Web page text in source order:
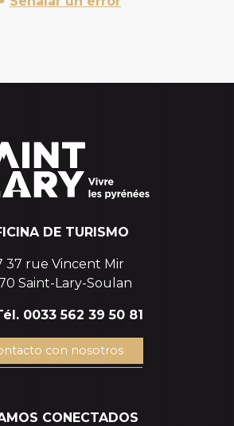
DE TURISMO
37 rue Vincent Mir
Saint-Lary-Soulan
0033 562 39 50 81
con nosotros
CONECTADOS